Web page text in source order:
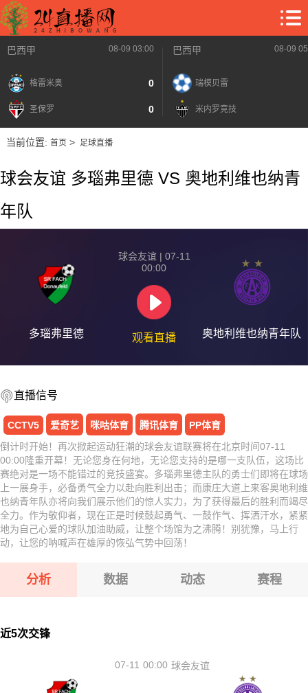
巴西甲 08-09 03:00
格雷米奥 0
圣保罗 0
巴西甲 08-09
瑞模贝雷
米内罗竞技
当前位置: 首页> 足球直播
球会友谊 多瑙弗里德 VS 奥地利维也纳青
年队
多瑙弗里德
球会友谊 | 07-11
00:00
观看直播 奥地利维也纳青年队
直播信号
CCTV5 爱奇艺 咪咕体育 腾讯体育
PP体育
倒计时开始！再次掀起运动狂潮的球会友谊联赛将在北京时间07-11
00:00隆重开幕！无论您身在何地，无论您支持的是哪一支队伍，这场比
赛绝对是一场不能错过的竞技盛宴。多瑙弗里德主队的勇士们即将在球场
上一展身手，必备勇气全力以赴向胜利出击；而康庄大道上来客奥地利维
也纳青年队亦将向我们展示他们的惊人实力，为了获得最后的胜利而竭尽
全力。作为敬仰者，现在正是时候鼓起勇气、一鼓作气、挥洒汗水，紧紧
地为自己心爱的球队加油助威，让整个场馆为之沸腾！别犹豫，马上行
动，让您的呐喊声在雄厚的恢弘气势中回荡！
分析 数据 动态 赛程
近5次交锋
00:00
07-11 球会友谊